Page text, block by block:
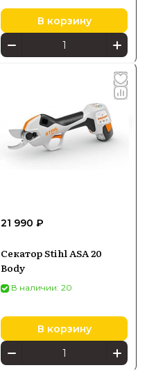
В корзину
21 990 ₽
Секатор Stihl ASA 20
Body
В наличии: 20
В корзину